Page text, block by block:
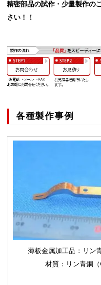
精密部品の試作・少量製作の
さい！！
各種製作事例
薄板金属加工品：リン
材質：リン青銅